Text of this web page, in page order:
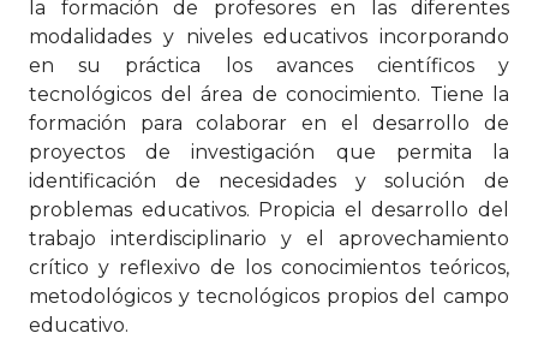
la formación de profesores en las diferentes
modalidades y niveles educativos incorporando
en su práctica los avances científicos y
tecnológicos del área de conocimiento. Tiene la
formación para colaborar en el desarrollo de
proyectos de investigación que permita la
identificación de necesidades y solución de
problemas educativos. Propicia el desarrollo del
trabajo interdisciplinario y el aprovechamiento
crítico y reflexivo de los conocimientos teóricos,
metodológicos y tecnológicos propios del campo
educativo.